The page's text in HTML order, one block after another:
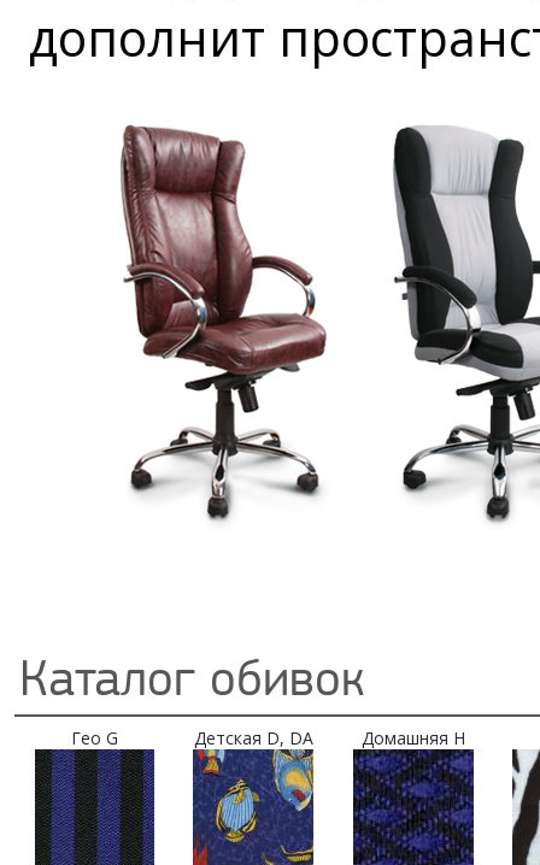
дополнит
Каталог обивок
Гео G Детская D, DA Домашняя H